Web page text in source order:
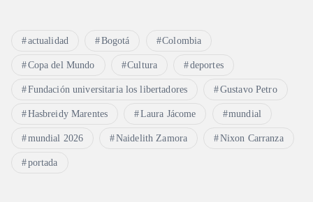
actualidad Bogotá Colombia
Copa del Mundo Cultura deportes
Fundación universitaria los libertadores Gustavo Petro
Hasbreidy Marentes Laura Jácome mundial
mundial 2026 Naidelith Zamora Nixon Carranza
portada